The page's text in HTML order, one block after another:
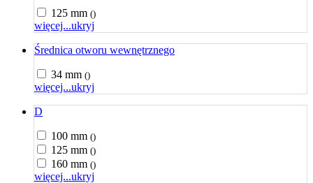
125 mm ()
więcej...ukryj
Średnica otworu wewnętrznego
34 mm ()
więcej...ukryj
D
100 mm ()
125 mm ()
160 mm ()
więcej...ukryj